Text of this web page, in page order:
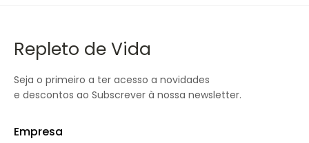
Repleto de Vida
Seja o primeiro a ter acesso a novidades
e descontos ao Subscrever à nossa newsletter.
Empresa